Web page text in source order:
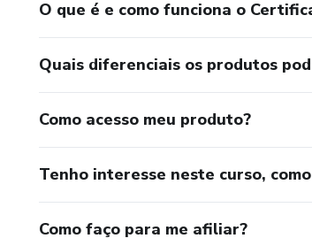
O que é e como funciona o
Quais diferenciais os produtos
Como acesso meu produto?
Tenho interesse neste curso,
Como faço para me afiliar?